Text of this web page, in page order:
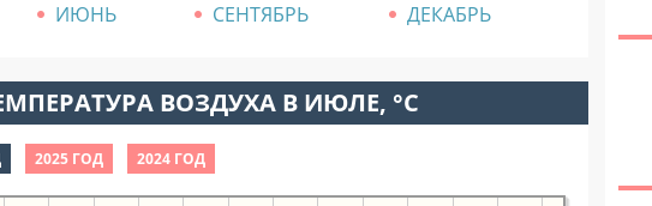
ИЮНЬ СЕНТЯБРЬ ДЕКАБРЬ
ВОЗДУХА В ИЮЛЕ, °C
2025 ГОД 2024 ГОД